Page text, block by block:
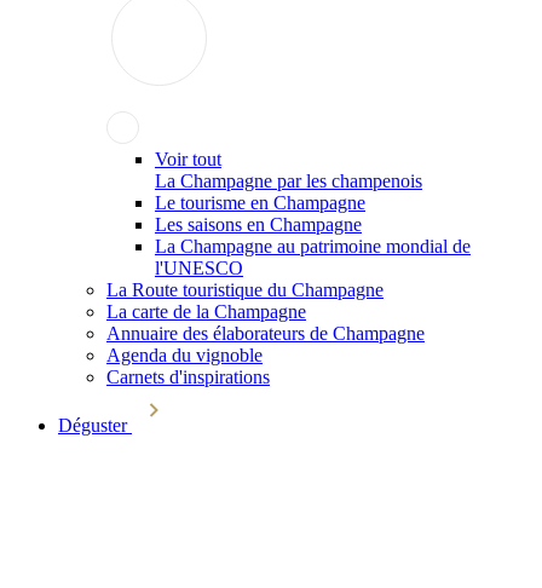
Voir tout
La Champagne par les champenois
Le tourisme en Champagne
Les saisons en Champagne
La Champagne au patrimoine mondial de
l'UNESCO
La Route touristique du Champagne
La carte de la Champagne
Annuaire des élaborateurs de Champagne
Agenda du vignoble
Carnets d'inspirations
Déguster